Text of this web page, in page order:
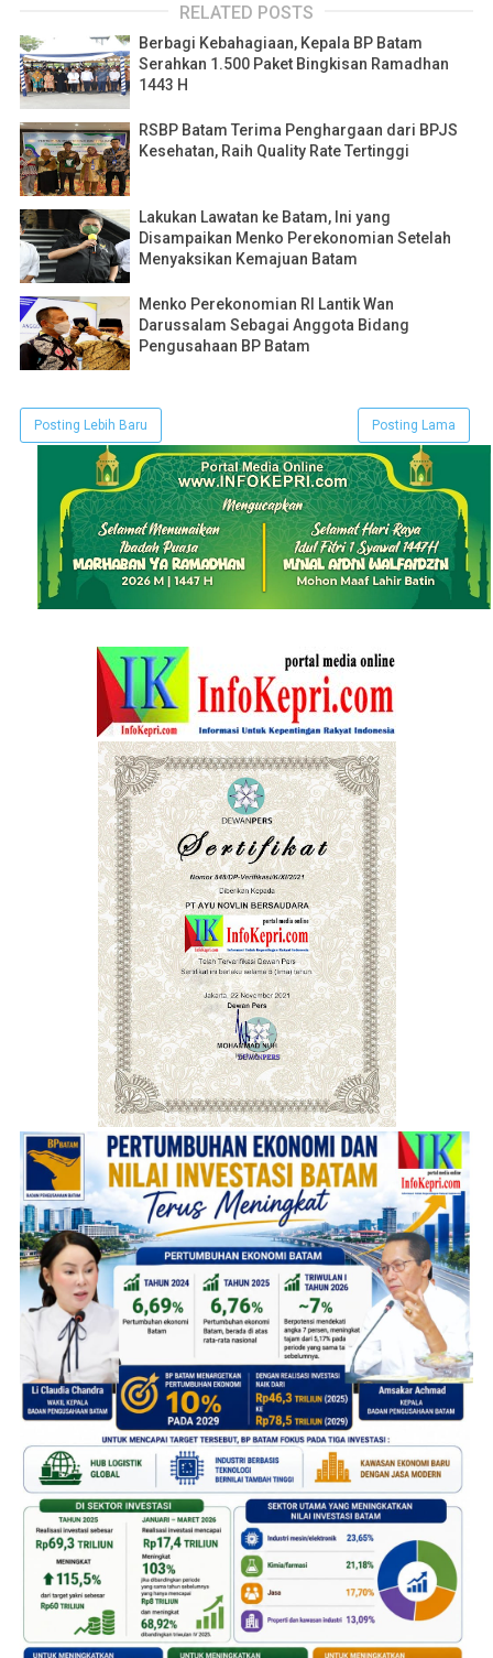
RELATED POSTS
Berbagi Kebahagiaan, Kepala BP Batam
Serahkan 1.500 Paket Bingkisan Ramadhan
1443 H
RSBP Batam Terima Penghargaan dari BPJS
Kesehatan, Raih Quality Rate Tertinggi
Lakukan Lawatan ke Batam, Ini yang
Disampaikan Menko Perekonomian Setelah
Menyaksikan Kemajuan Batam
Menko Perekonomian RI Lantik Wan
Darussalam Sebagai Anggota Bidang
Pengusahaan BP Batam
Posting Lebih Baru Posting Lama